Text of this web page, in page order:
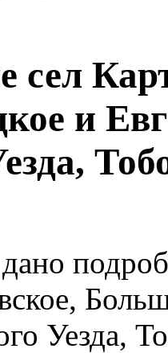
сел
и
Уезда,